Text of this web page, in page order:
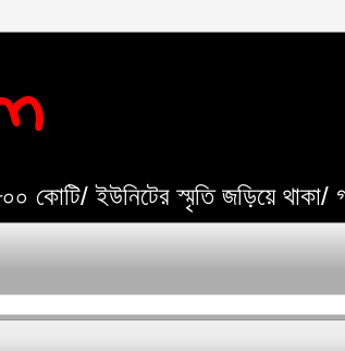
কোটি/ ইউনিটের স্মৃতি জড়িয়ে